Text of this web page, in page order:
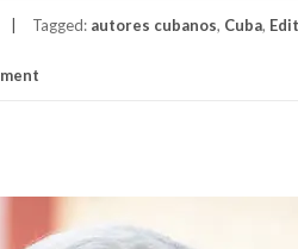
Tagged: autores cubanos, Cuba,